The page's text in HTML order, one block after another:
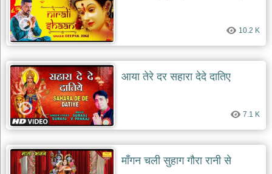
देश
भक्ति
भजन
patriotic
खाटू
श्याम
भजन
khatu
shaym
bhajans
रानी
सती
10.2 K
आया तेरे दर सहारा देदे दातिए
7.1 K
माँगन चली सुहाग गौरा रानी से